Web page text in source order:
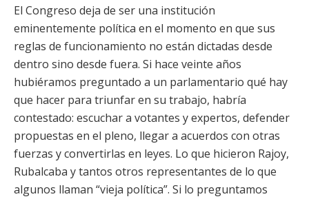
El Congreso deja de ser una institución
eminentemente política en el momento en que sus
reglas de funcionamiento no están dictadas desde
dentro sino desde fuera. Si hace veinte años
hubiéramos preguntado a un parlamentario qué hay
que hacer para triunfar en su trabajo, habría
contestado: escuchar a votantes y expertos, defender
propuestas en el pleno, llegar a acuerdos con otras
fuerzas y convertirlas en leyes. Lo que hicieron Rajoy,
Rubalcaba y tantos otros representantes de lo que
algunos llaman “vieja política”. Si lo preguntamos